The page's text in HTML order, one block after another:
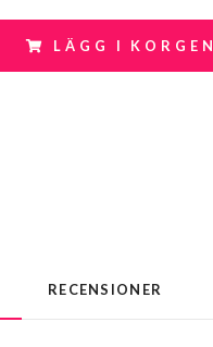
LÄGG I KORGEN
RECENSIONER